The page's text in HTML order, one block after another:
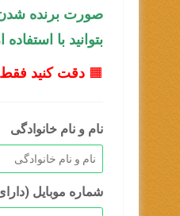
صورت برنده
بتوانید با
🟧 دقت کنید فقط
نام و نام خانوادگی
شماره موبایل